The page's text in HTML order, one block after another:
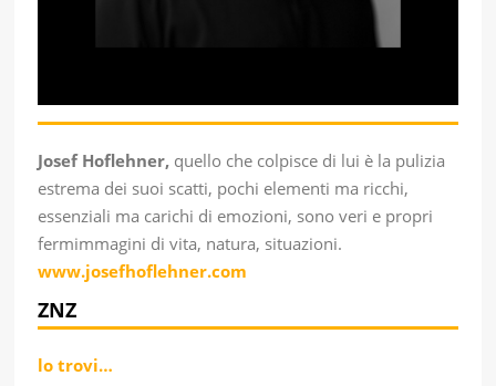
Josef Hoflehner, quello che colpisce di lui è la pulizia
estrema dei suoi scatti, pochi elementi ma ricchi,
essenziali ma carichi di emozioni, sono veri e propri
fermimmagini di vita, natura, situazioni.
www.josefhoflehner.com
ZNZ
lo trovi…